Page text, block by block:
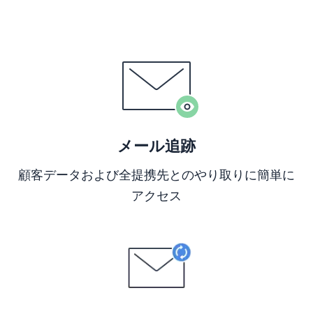
メール追跡
顧客データおよび全提携先とのやり取りに簡単に
アクセス